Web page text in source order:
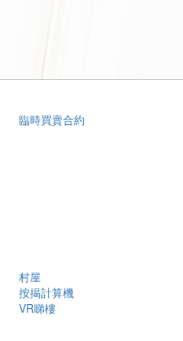
臨時買賣合約
村屋
按揭計算機
VR睇樓